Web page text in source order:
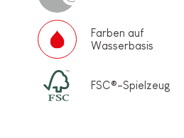
Farben auf
Wasserbasis
FSC®-Spielzeug